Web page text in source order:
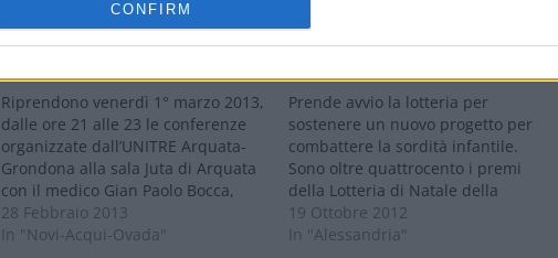
CONFIRM
ARQUATA SCRIVIA: Un incontro
per capire le malattie dell’orecchio
Riprendono venerdì 1° marzo 2013,
dalle ore 21 alle 23 le conferenze
organizzate dall’UNITRE Arquata-
Grondona alla sala Juta di Arquata
con il medico Gian Paolo Bocca,
specialista otorinolaringoiatra
parlerà delle patologie dell’orecchio
28 Febbraio 2013
In "Novi-Acqui-Ovada"
ALESSANDRIA: Una lotteria
dell’Uspidalet per combattere la
Prende avvio la lotteria per
sostenere un nuovo progetto per
combattere la sordità infantile.
Sono oltre quattrocento i premi
della Lotteria di Natale della
Fondazione Uspidalet Onlus
dedicata quest’anno alla
19 Ottobre 2012
In "Alessandria"